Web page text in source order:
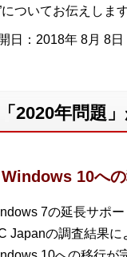
についてお伝えしま
日：2018年 8月 8日
「2020年問題
Windows 10へ
7の延長サポ
Japanの調査結果